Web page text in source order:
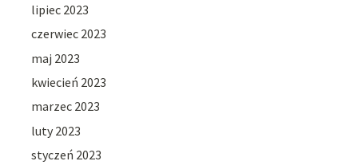
lipiec 2023
czerwiec 2023
maj 2023
kwiecień 2023
marzec 2023
luty 2023
styczeń 2023